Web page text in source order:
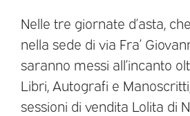
Nelle tre giornate d’asta,
nella sede di via Fra’
saranno messi all’incanto
Libri, Autografi e
sessioni di vendita Lolita di